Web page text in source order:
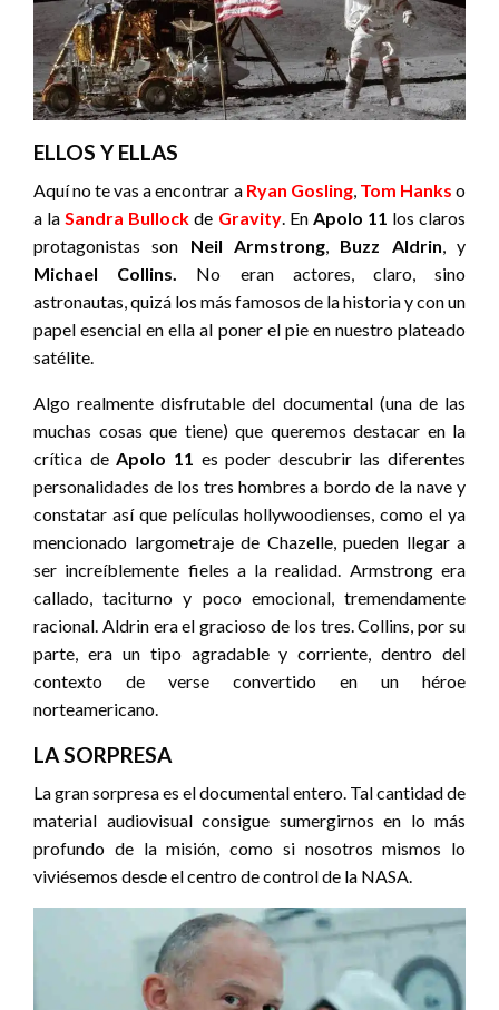
ELLOS Y ELLAS
Aquí no te vas a encontrar a Ryan Gosling, Tom Hanks o
a laSandra Bullock de Gravity. En Apolo 11 los claros
protagonistas son Neil Armstrong, Buzz Aldrin, y
Michael Collins. No eran actores, claro, sino
astronautas, quizá los más famosos de la historia y con un
papel esencial en ella al poner el pie en nuestro plateado
satélite.
Algo realmente disfrutable del documental (una de las
muchas cosas que tiene) que queremos destacar en la
crítica deApolo 11 es poder descubrir las diferentes
personalidades de los tres hombres a bordo de la nave y
constatar así que películas hollywoodienses, como el ya
mencionado largometraje de Chazelle, pueden llegar a
ser increíblemente fieles a la realidad. Armstrong era
callado, taciturno y poco emocional, tremendamente
racional. Aldrin era el gracioso de los tres. Collins, por su
parte, era un tipo agradable y corriente, dentro del
contexto de verse convertido en un héroe
norteamericano.
LA SORPRESA
La gran sorpresa es el documental entero. Tal cantidad de
material audiovisual consigue sumergirnos en lo más
profundo de la misión, como si nosotros mismos lo
viviésemos desde el centro de control de la NASA.